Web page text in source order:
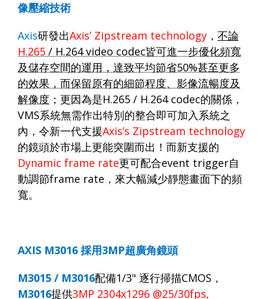
像壓縮技術
Axis研發出Axis’ Zipstream technology ， 不論
H.265 / H.264 video codec皆可進一步優化頻寬
及儲存空間的運用，達致平均節省50%甚至更多
的效果，而保留原有的細節程度、影像流暢度及
解像度 ；更因為是H.265 / H.264 codec的關係，
VMS系統無需作出特別的整合即可加入系統之
內，令新一代支援Axis’s Zipstream technology
的鏡頭於市場上更能突圍而出！而新支援的
Dynamic frame rate更可配合event trigger自
動調節frame rate ，來大幅減少靜態畫面下的頻
寬。
AXIS M3016 採用3MP超廣角鏡頭
M3015 / M3016配備1/3" 逐行掃描CMOS ，
M3016提供3MP 2304x1296 @25/30fps,